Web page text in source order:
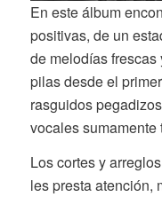
En este álbum
positivas, de un
de melodías
pilas desde el
rasguidos
vocales sumamente
Los cortes y
les presta atención,